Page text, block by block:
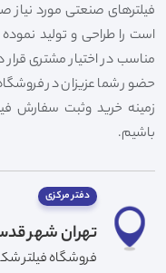
فیلترهای صنعتی مورد نیاز
است را طراحی و تولید
مناسب در اختیار مشتری قرار
حضور شما عزیزان در
زمینه خرید وثبت سفارش
باشیم.
دفتر مرکزی
تهران شهر
فروشگاه فیلتر